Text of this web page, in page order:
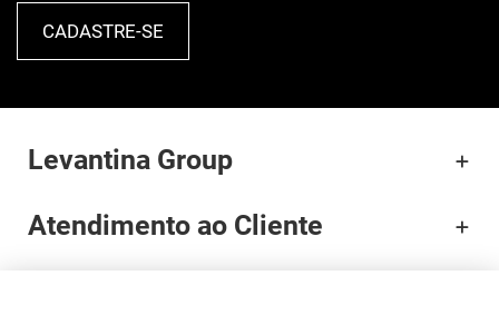
CADASTRE-SE
Levantina Group
Atendimento ao Cliente